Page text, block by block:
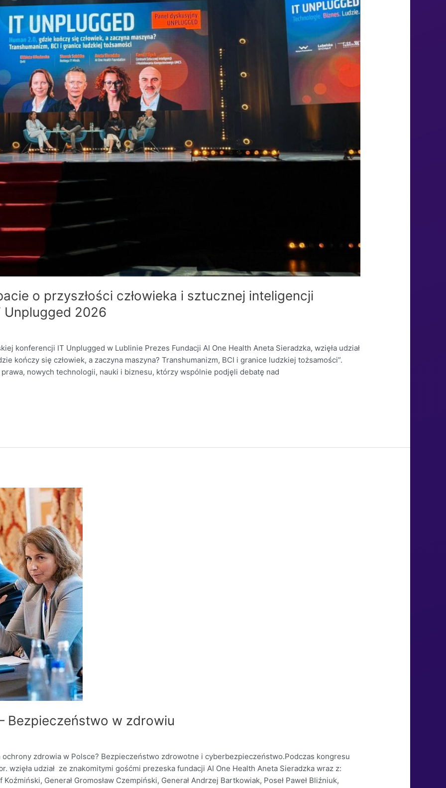
o przyszłości człowieka i sztucznej inteligencji
2026
konferencji IT Unplugged w Lublinie Prezes Fundacji AI One Health Aneta Sieradzka, wzięła udział
kończy się człowiek, a zaczyna maszyna? Transhumanizm, BCI i granice ludzkiej tożsamości”.
nowych technologii, nauki i biznesu, którzy wspólnie podjęli debatę nad
Bezpieczeństwo w zdrowiu
zdrowia w Polsce? Bezpieczeństwo zdrowotne i cyberbezpieczeństwo.Podczas kongresu
wzięła udział ze znakomitymi gośćmi prezeska fundacji AI One Health Aneta Sieradzka wraz z:
Generał Gromosław Czempiński, Generał Andrzej Bartkowiak, Poseł Paweł Bliźniuk,